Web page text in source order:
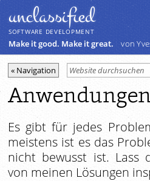
unclassiﬁed
SOFTWARE DEVELOPMENT
Make it good. Make it great. von
Es gibt für jedes
meistens ist es das
nicht bewusst ist. Lass
von meinen Lösungen